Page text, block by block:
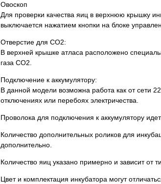
Овоскоп
Для проверки качества яиц в верхнюю крышку
выключается нажатием кнопки на блоке
Отверстие для СО2:
В верхней крышке атласа расположено
газа СО2.
Подключение к аккумулятору:
В данной модели возможна работа как от сети
отключениях или перебоях электричества.
Проволока для подключения к аккумулятору
Количество дополнительных роликов для
дополнительно.
Количество яиц указано примерно и зависит от
Цвет и комплектация инкубатора могут